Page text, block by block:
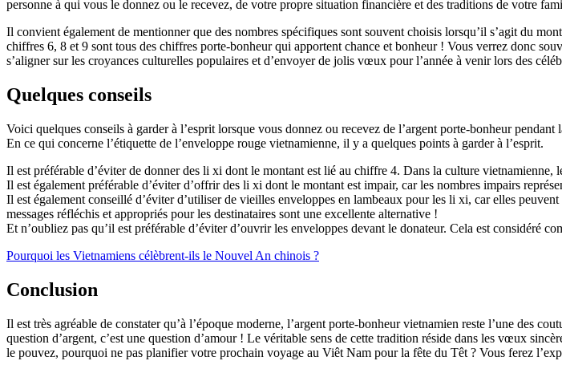
personne à qui vous le donnez ou le recevez, de votre propre situation financière et des traditions de votre
Il convient également de mentionner que des nombres spécifiques sont souvent choisis lorsqu’il s’agit du
chiffres 6, 8 et 9 sont tous des chiffres porte-bonheur qui apportent chance et bonheur ! Vous verrez donc
s’aligner sur les croyances culturelles populaires et d’envoyer de jolis vœux pour l’année à venir lors des
Quelques conseils
Voici quelques conseils à garder à l’esprit lorsque vous donnez ou recevez de l’argent porte-bonheur pendant
En ce qui concerne l’étiquette de l’enveloppe rouge vietnamienne, il y a quelques points à garder à l’esprit.
Il est préférable d’éviter de donner des li xi dont le montant est lié au chiffre 4. Dans la culture vietnamienne,
Il est également préférable d’éviter d’offrir des li xi dont le montant est impair, car les nombres impairs
Il est également conseillé d’éviter d’utiliser de vieilles enveloppes en lambeaux pour les li xi, car elles
messages réfléchis et appropriés pour les destinataires sont une excellente alternative !
Et n’oubliez pas qu’il est préférable d’éviter d’ouvrir les enveloppes devant le donateur. Cela est considéré
Pourquoi les Vietnamiens célèbrent-ils le Nouvel An chinois ?
Conclusion
Il est très agréable de constater qu’à l’époque moderne, l’argent porte-bonheur vietnamien reste l’une des
question d’argent, c’est une question d’amour ! Le véritable sens de cette tradition réside dans les vœux
le pouvez, pourquoi ne pas planifier votre prochain voyage au Viêt Nam pour la fête du Têt ? Vous ferez